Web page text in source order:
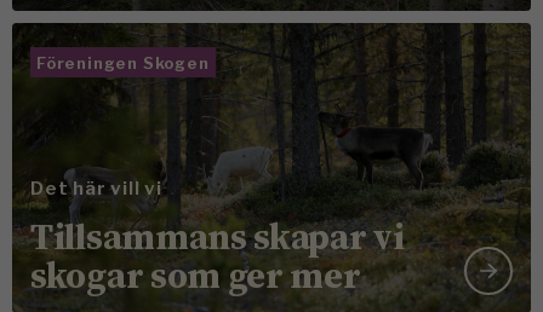
Föreningen Skogen
Det här vill vi
Tillsammans skapar vi
skogar som ger mer